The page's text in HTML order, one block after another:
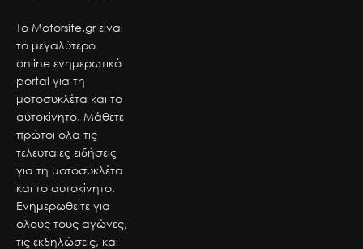
Το Motorsite.gr είναι
το μεγαλύτερο
online ενημερωτικό
portal για τη
μοτοσυκλέτα και το
αυτοκίνητο. Μάθετε
πρώτοι ολα τις
τελευταίες ειδήσεις
για τη μοτοσυκλέτα
και το αυτοκίνητο.
Ενημερωθείτε για
ολους τους αγώνες,
τις εκδηλώσεις, και